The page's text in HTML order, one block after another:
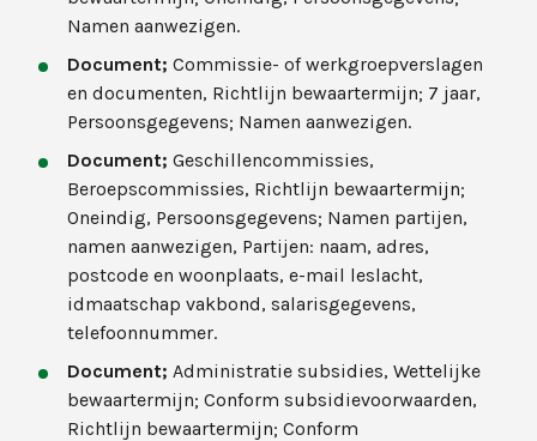
Namen aanwezigen.
Document; Commissie- of werkgroepverslagen
en documenten, Richtlijn bewaartermijn; 7 jaar,
Persoonsgegevens; Namen aanwezigen.
Document; Geschillencommissies,
Beroepscommissies, Richtlijn bewaartermijn;
Oneindig, Persoonsgegevens; Namen partijen,
namen aanwezigen, Partijen: naam, adres,
postcode en woonplaats, e-mail leslacht,
idmaatschap vakbond, salarisgegevens,
telefoonnummer.
Document; Administratie subsidies, Wettelijke
bewaartermijn; Conform subsidievoorwaarden,
Richtlijn bewaartermijn; Conform